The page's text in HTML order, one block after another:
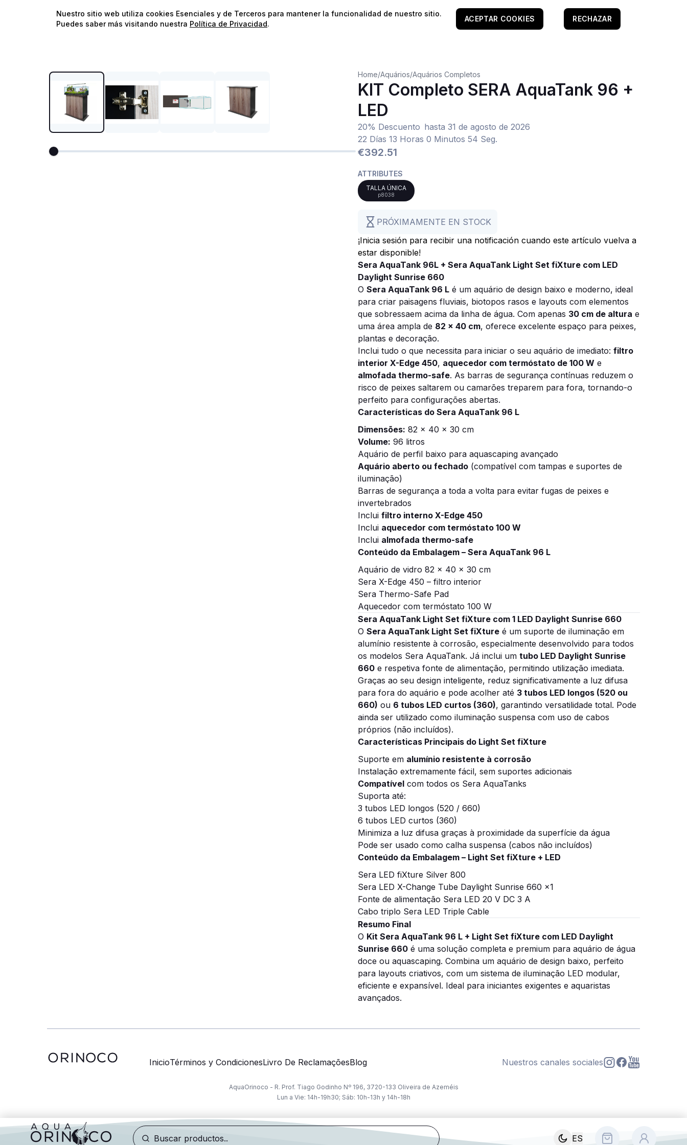
⭐️¡Envíos gratis para pedidos superiores a 60€!*⭐️
ES
Home/Aquários/Aquários Completos
KIT Completo SERA AquaTank 96 +
LED
20% Descuento hasta 31 de agosto de 2026
22 Días 13 Horas 0 Minutos 54 Seg.
€392.51
ATTRIBUTES
TALLA ÚNICA
p8038
PRÓXIMAMENTE EN STOCK
¡Inicia sesión para recibir una notificación cuando este artículo vuelva a
estar disponible!
Sera AquaTank 96L + Sera AquaTank Light Set fiXture com LED
Daylight Sunrise 660
O Sera AquaTank 96 L é um aquário de design baixo e moderno, ideal
para criar paisagens fluviais, biotopos rasos e layouts com elementos
que sobressaem acima da linha de água. Com apenas 30 cm de altura e
uma área ampla de 82 x 40 cm, oferece excelente espaço para peixes,
plantas e decoração.
Inclui tudo o que necessita para iniciar o seu aquário de imediato: filtro
interior X-Edge 450, aquecedor com termóstato de 100 W e
almofada thermo-safe. As barras de segurança contínuas reduzem o
risco de peixes saltarem ou camarões treparem para fora, tornando-o
perfeito para configurações abertas.
Características do Sera AquaTank 96 L
Dimensões: 82 x 40 x 30 cm
Volume: 96 litros
Aquário de perfil baixo para aquascaping avançado
Aquário aberto ou fechado (compatível com tampas e suportes de
iluminação)
Barras de segurança a toda a volta para evitar fugas de peixes e
invertebrados
Inclui filtro interno X-Edge 450
Inclui aquecedor com termóstato 100 W
Inclui almofada thermo-safe
Conteúdo da Embalagem – Sera AquaTank 96 L
Aquário de vidro 82 x 40 x 30 cm
Sera X-Edge 450 – filtro interior
Sera Thermo-Safe Pad
Aquecedor com termóstato 100 W
Sera AquaTank Light Set fiXture com 1 LED Daylight Sunrise 660
O Sera AquaTank Light Set fiXture é um suporte de iluminação em
alumínio resistente à corrosão, especialmente desenvolvido para todos
os modelos Sera AquaTank. Já inclui um tubo LED Daylight Sunrise
660 e respetiva fonte de alimentação, permitindo utilização imediata.
Graças ao seu design inteligente, reduz significativamente a luz difusa
para fora do aquário e pode acolher até 3 tubos LED longos (520 ou
660) ou 6 tubos LED curtos (360), garantindo versatilidade total. Pode
ainda ser utilizado como iluminação suspensa com uso de cabos
próprios (não incluídos).
Características Principais do Light Set fiXture
Suporte em alumínio resistente à corrosão
Instalação extremamente fácil, sem suportes adicionais
Compatível com todos os Sera AquaTanks
Suporta até:
3 tubos LED longos (520 / 660)
6 tubos LED curtos (360)
Minimiza a luz difusa graças à proximidade da superfície da água
Pode ser usado como calha suspensa (cabos não incluídos)
Conteúdo da Embalagem – Light Set fiXture + LED
Sera LED fiXture Silver 800
Sera LED X-Change Tube Daylight Sunrise 660 x1
Fonte de alimentação Sera LED 20 V DC 3 A
Cabo triplo Sera LED Triple Cable
Resumo Final
O Kit Sera AquaTank 96 L + Light Set fiXture com LED Daylight
Sunrise 660 é uma solução completa e premium para aquário de água
doce ou aquascaping. Combina um aquário de design baixo, perfeito
para layouts criativos, com um sistema de iluminação LED modular,
eficiente e expansível. Ideal para iniciantes exigentes e aquaristas
avançados.
InicioTérminos y CondicionesLivro De ReclamaçõesBlog Nuestros canales sociales
AquaOrinoco - R. Prof. Tiago Godinho Nº 196, 3720-133 Oliveira de Azeméis
Lun a Vie: 14h-19h30; Sáb: 10h-13h y 14h-18h
Nuestro sitio web utiliza cookies Esenciales y de Terceros para mantener la funcionalidad de nuestro sitio.
Puedes saber más visitando nuestra Política de Privacidad.
ACEPTAR COOKIES RECHAZAR